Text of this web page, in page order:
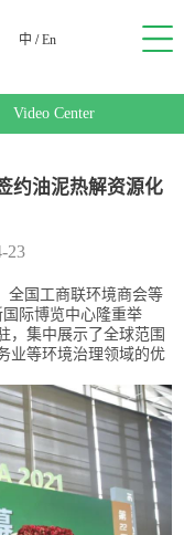
中 /En
Video Center
约油泥热解资源化
23
全国工商联环境商会等
际博览中心隆重举
，集中展示了全球范围
业等环境治理领域的优